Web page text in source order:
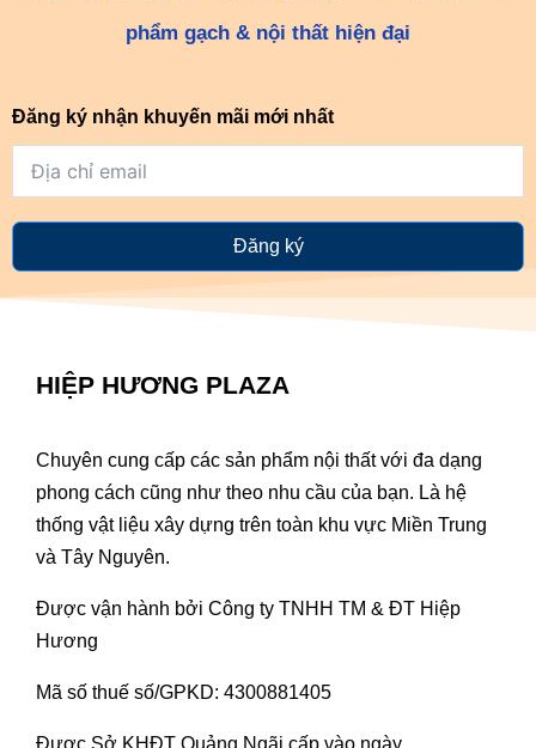
phẩm gạch & nội thất hiện đại
Đăng ký nhận khuyến mãi mới nhất
Đăng ký
HIỆP HƯƠNG PLAZA
Chuyên cung cấp các sản phẩm nội thất với đa dạng
phong cách cũng như theo nhu cầu của bạn. Là hệ
thống vật liệu xây dựng trên toàn khu vực Miền Trung
và Tây Nguyên.
Được vận hành bởi Công ty TNHH TM & ĐT Hiệp
Hương
Mã số thuế số/GPKD: 4300881405
Được Sở KHĐT Quảng Ngãi cấp vào ngày